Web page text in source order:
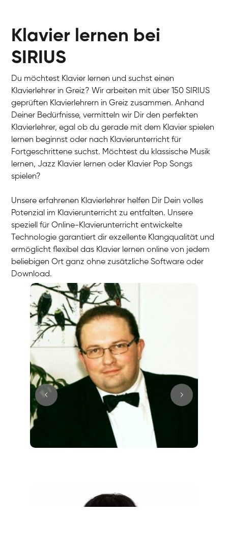
Klavier lernen bei
SIRIUS
Du möchtest Klavier lernen und suchst einen
Klavierlehrer in Greiz? Wir arbeiten mit über 150 SIRIUS
geprüften Klavierlehrern in Greiz zusammen. Anhand
Deiner Bedürfnisse, vermitteln wir Dir den perfekten
Klavierlehrer, egal ob du gerade mit dem Klavier spielen
lernen beginnst oder nach Klavierunterricht für
Fortgeschrittene suchst. Möchtest du klassische Musik
lernen, Jazz Klavier lernen oder Klavier Pop Songs
spielen?
Unsere erfahrenen Klavierlehrer helfen Dir Dein volles
Potenzial im Klavierunterricht zu entfalten. Unsere
speziell für Online-Klavierunterricht entwickelte
Technologie garantiert dir exzellente Klangqualität und
ermöglicht flexibel das Klavier lernen online von jedem
beliebigen Ort ganz ohne zusätzliche Software oder
Download.